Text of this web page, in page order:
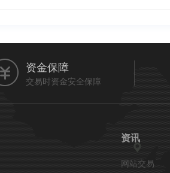
资金保障
交易时资金安全保障
资讯
网站交易